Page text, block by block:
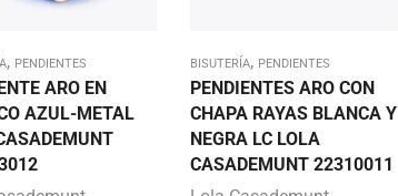
, PENDIENTES
ARO EN
AZUL-METAL
BISUTERÍA, PENDIENTES
PENDIENTES ARO CON
CHAPA RAYAS BLANCA Y
NEGRA LC LOLA
CASADEMUNT 22310011